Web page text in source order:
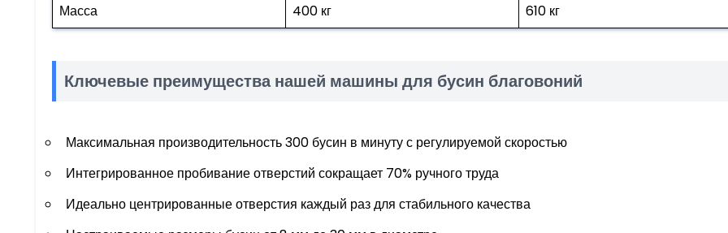
Масса
400 кг 610 кг
Ключевые преимущества нашей машины для бусин благовоний
Максимальная производительность 300 бусин в минуту с регулируемой скоростью
Интегрированное пробивание отверстий сокращает 70% ручного труда
Идеально центрированные отверстия каждый раз для стабильного качества